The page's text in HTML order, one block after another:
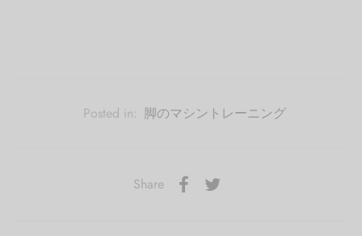
Posted in: 脚のマシントレーニング
Share